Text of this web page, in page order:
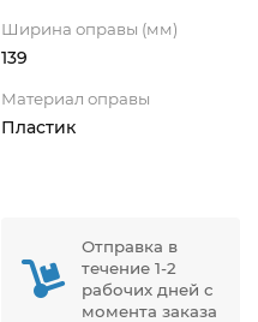
Ширина оправы (мм)
139
Материал оправы
Пластик
Отправка в
течение 1-2
рабочих дней с
момента заказа